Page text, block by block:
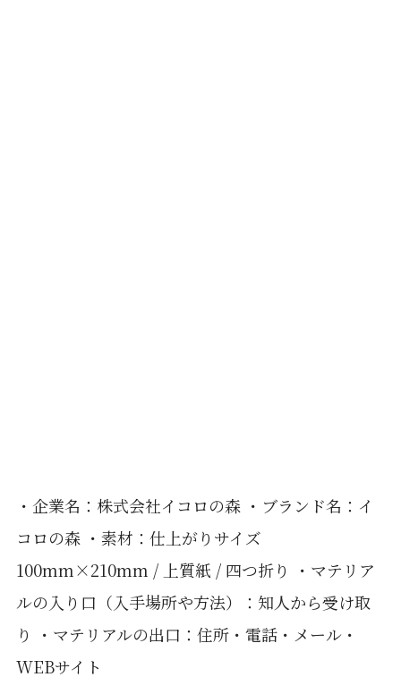
・企業名：株式会社イコロの森 ・ブランド名：イ
コロの森 ・素材：仕上がりサイズ
100mm×210mm / 上質紙 / 四つ折り ・マテリア
ルの入り口（入手場所や方法）：知人から受け取
り ・マテリアルの出口：住所・電話・メール・
WEBサイト